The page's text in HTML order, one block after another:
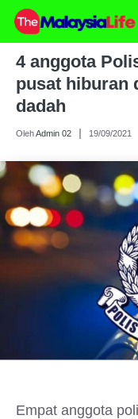
Skip
content
4 anggota
pusat hiburan
dadah
OlehAdmin 02 19/09/2021
Empat anggota